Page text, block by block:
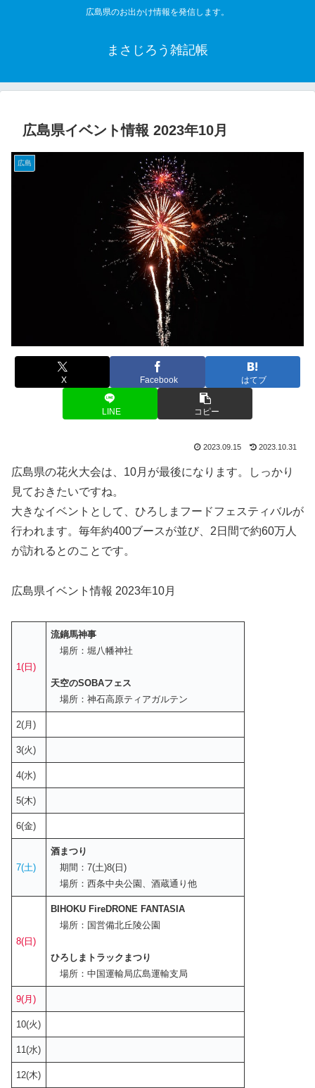
広島県のお出かけ情報を発信します。
まさじろう雑記帳
広島県イベント情報 2023年10月
広島
X Facebook はてブ
LINE コピー
2023.09.15 2023.10.31
広島県の花火大会は、10月が最後になります。しっかり
見ておきたいですね。
大きなイベントとして、ひろしまフードフェスティバルが
行われます。毎年約400ブースが並び、2日間で約60万人
が訪れるとのことです。
広島県イベント情報 2023年10月
1(日)
流鏑馬神事
場所：堀八幡神社
天空のSOBAフェス
場所：神石高原ティアガルテン
2(月)
3(火)
4(水)
5(木)
6(金)
7(土)
酒まつり
期間：7(土)8(日)
場所：西条中央公園、酒蔵通り他
8(日)
BIHOKU FireDRONE FANTASIA
場所：国営備北丘陵公園
ひろしまトラックまつり
場所：中国運輸局広島運輸支局
9(月)
10(火)
11(水)
12(木)